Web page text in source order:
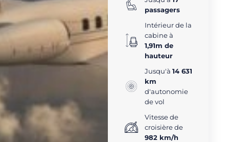
passagers
Intérieur de la
cabine à
1,91m de
hauteur
Jusqu'à 14 631
km
d'autonomie
de vol
Vitesse de
croisière de
982 km/h